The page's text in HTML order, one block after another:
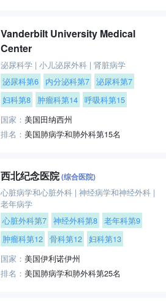
Vanderbilt University Medical
Center
泌尿科学 |小儿泌尿外科 |肾脏病学
泌尿科第6
内分泌科第7 泌尿科第7
妇科第8
肿瘤科第14 呼吸科第15
国家：美国田纳西州
排名：美国肺病学和肺外科第15名
西北纪念医院(综合医院)
心脏病学和心脏外科 |神经病学和神经外科 |
老年病学
心脏外科第7 神经外科第8 老年科第9
肿瘤科第12 骨科第12 妇科第13
国家：美国伊利诺伊州
排名：美国肺病学和肺外科第25名